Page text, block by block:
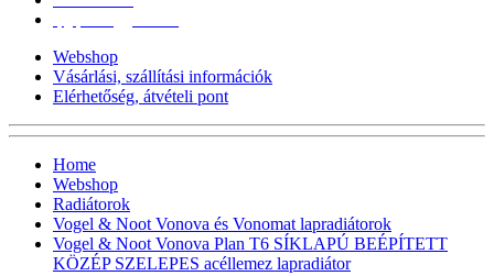
Webshop
Vásárlási, szállítási információk
Elérhetőség, átvételi pont
Home
Webshop
Radiátorok
Vogel & Noot Vonova és Vonomat lapradiátorok
Vogel & Noot Vonova Plan T6 SÍKLAPÚ BEÉPÍTETT
KÖZÉP SZELEPES acéllemez lapradiátor